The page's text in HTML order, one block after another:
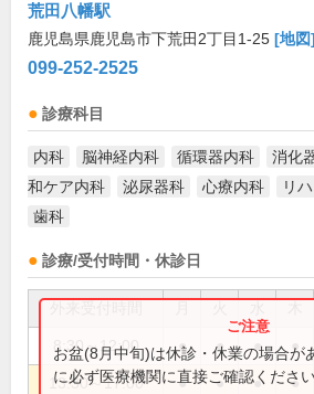
荒田八幡駅
鹿児島県鹿児島市下荒田2丁目1-25 [地図]
099-252-2525
診療科目
内科 脳神経内科 循環器内科 消化
和ケア内科
泌尿器科 心療内科
リ
歯科
診療/受付時間・休診日
8:30～12:00 ● ● ● ●
13:30～17:00 ● ● ● ●
お盆(8月中旬)は休診・休業の場合が
に必ず医療機関に直接ご確認ください